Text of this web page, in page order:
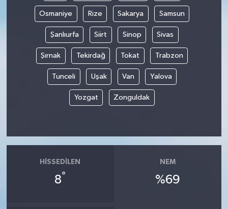
Osmaniye Rize Sakarya Samsun
Şanlıurfa Siirt Sinop Sivas
Şırnak Tekirdağ Tokat Trabzon
Tunceli Uşak Van Yalova
Yozgat Zonguldak
HISSEDILEN
8°
NEM
%69